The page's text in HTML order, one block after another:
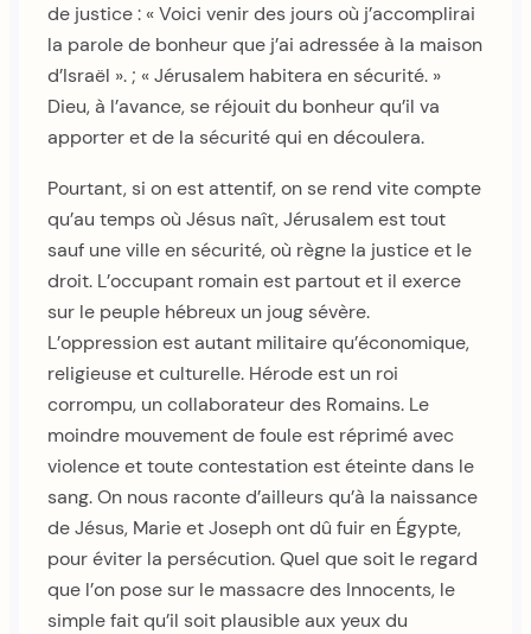
de justice : « Voici venir des jours où j’accomplirai
la parole de bonheur que j’ai adressée à la maison
d’Israël ». ; « Jérusalem habitera en sécurité. »
Dieu, à l’avance, se réjouit du bonheur qu’il va
apporter et de la sécurité qui en découlera.
Pourtant, si on est attentif, on se rend vite compte
qu’au temps où Jésus naît, Jérusalem est tout
sauf une ville en sécurité, où règne la justice et le
droit. L’occupant romain est partout et il exerce
sur le peuple hébreux un joug sévère.
L’oppression est autant militaire qu’économique,
religieuse et culturelle. Hérode est un roi
corrompu, un collaborateur des Romains. Le
moindre mouvement de foule est réprimé avec
violence et toute contestation est éteinte dans le
sang. On nous raconte d’ailleurs qu’à la naissance
de Jésus, Marie et Joseph ont dû fuir en Égypte,
pour éviter la persécution. Quel que soit le regard
que l’on pose sur le massacre des Innocents, le
simple fait qu’il soit plausible aux yeux du